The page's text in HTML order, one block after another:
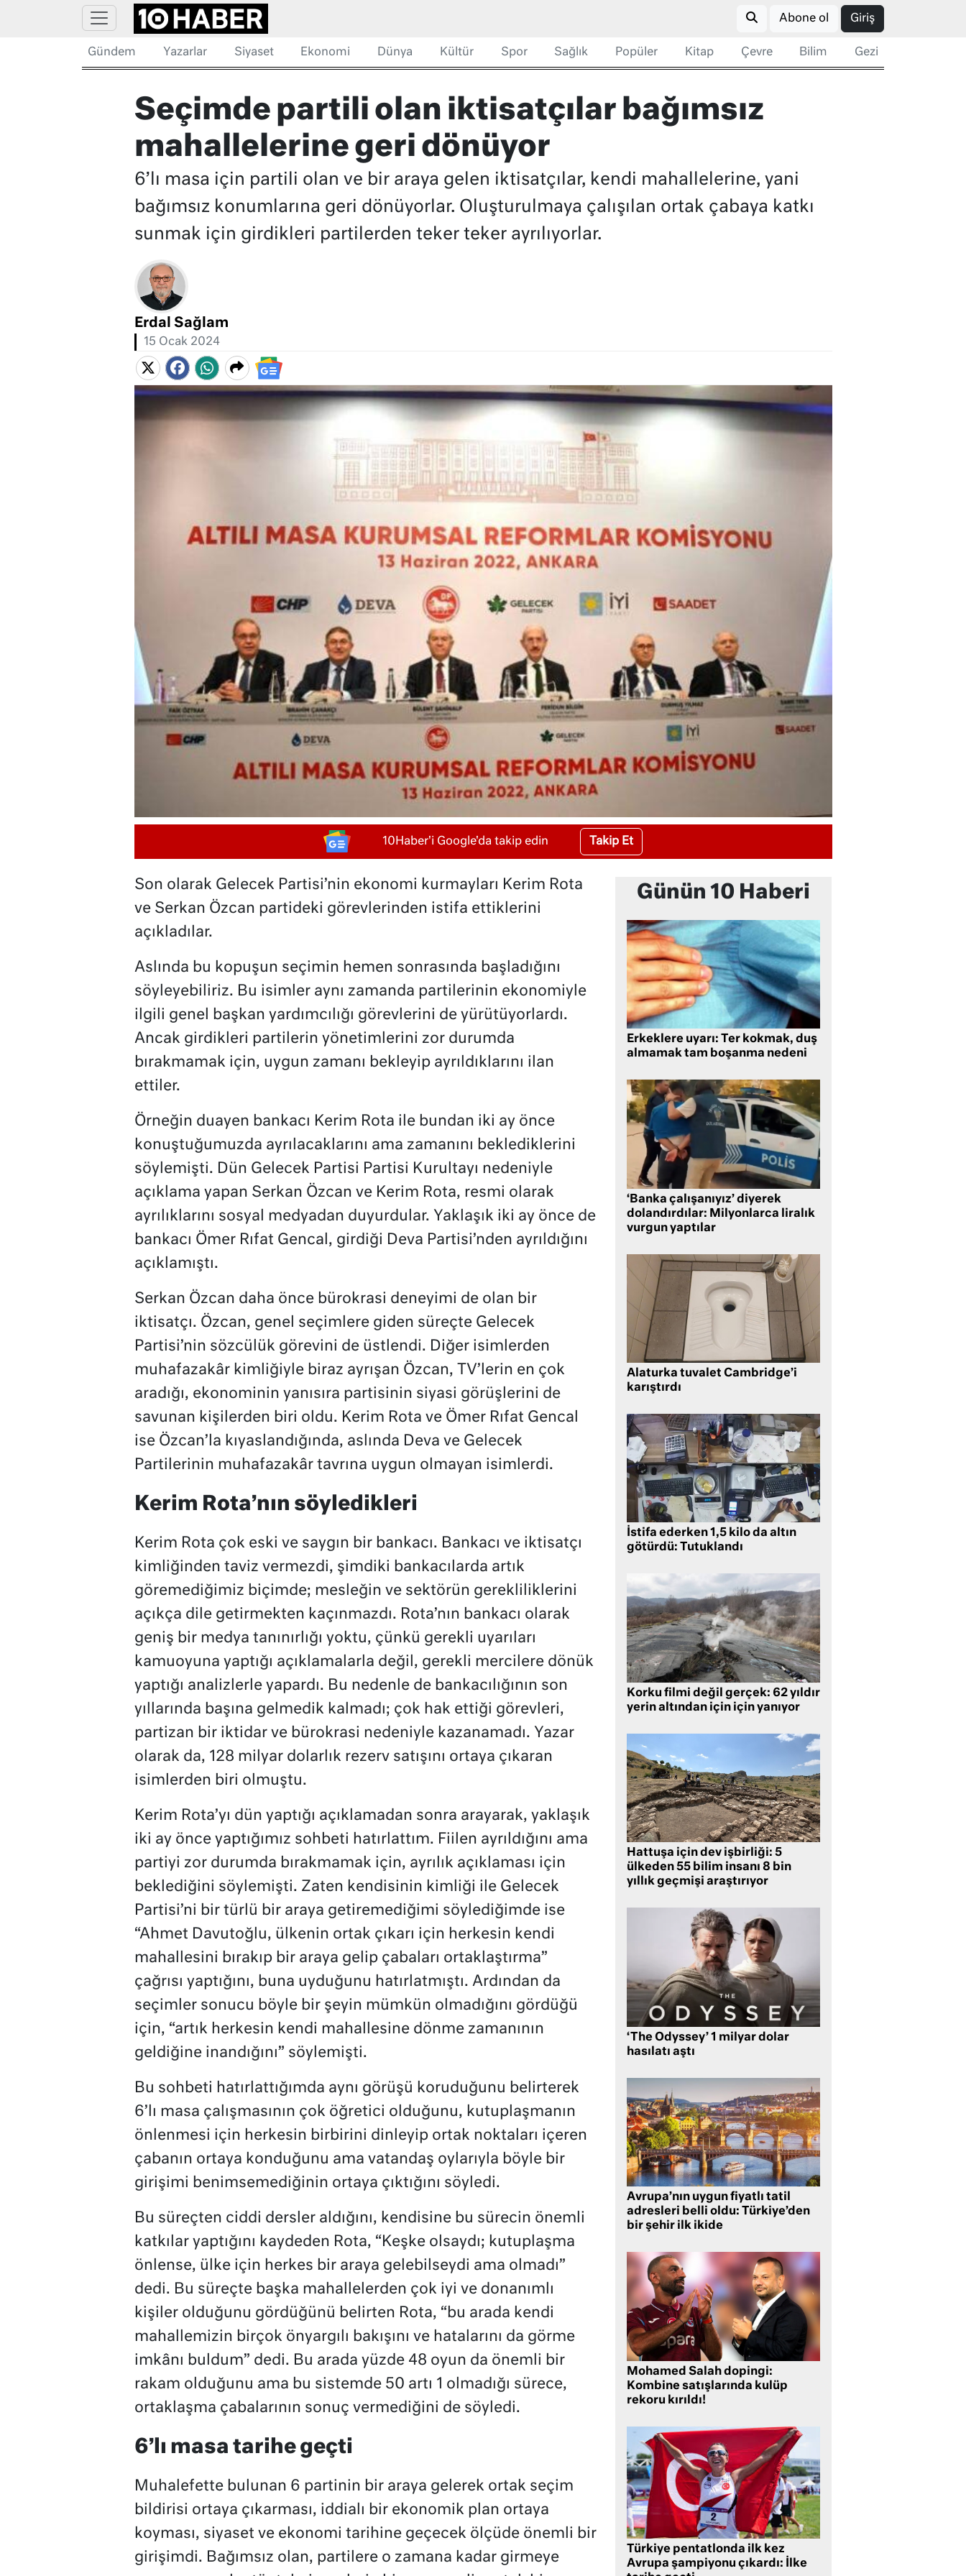
Abone ol Giriş
Gündem Yazarlar Siyaset Ekonomi Dünya Kültür Spor Sağlık Popüler Kitap Çevre Bilim Gezi
Seçimde partili olan iktisatçılar bağımsız
mahallelerine geri dönüyor
6’lı masa için partili olan ve bir araya gelen iktisatçılar, kendi mahallelerine, yani
bağımsız konumlarına geri dönüyorlar. Oluşturulmaya çalışılan ortak çabaya katkı
sunmak için girdikleri partilerden teker teker ayrılıyorlar.
Erdal Sağlam
15 Ocak 2024
10Haber'i Google'da takip edin Takip Et
Son olarak Gelecek Partisi’nin ekonomi kurmayları Kerim Rota
ve Serkan Özcan partideki görevlerinden istifa ettiklerini
açıkladılar.
Aslında bu kopuşun seçimin hemen sonrasında başladığını
söyleyebiliriz. Bu isimler aynı zamanda partilerinin ekonomiyle
ilgili genel başkan yardımcılığı görevlerini de yürütüyorlardı.
Ancak girdikleri partilerin yönetimlerini zor durumda
bırakmamak için, uygun zamanı bekleyip ayrıldıklarını ilan
ettiler.
Örneğin duayen bankacı Kerim Rota ile bundan iki ay önce
konuştuğumuzda ayrılacaklarını ama zamanını beklediklerini
söylemişti. Dün Gelecek Partisi Partisi Kurultayı nedeniyle
açıklama yapan Serkan Özcan ve Kerim Rota, resmi olarak
ayrılıklarını sosyal medyadan duyurdular. Yaklaşık iki ay önce de
bankacı Ömer Rıfat Gencal, girdiği Deva Partisi’nden ayrıldığını
açıklamıştı.
Serkan Özcan daha önce bürokrasi deneyimi de olan bir
iktisatçı. Özcan, genel seçimlere giden süreçte Gelecek
Partisi’nin sözcülük görevini de üstlendi. Diğer isimlerden
muhafazakâr kimliğiyle biraz ayrışan Özcan, TV’lerin en çok
aradığı, ekonominin yanısıra partisinin siyasi görüşlerini de
savunan kişilerden biri oldu. Kerim Rota ve Ömer Rıfat Gencal
ise Özcan’la kıyaslandığında, aslında Deva ve Gelecek
Partilerinin muhafazakâr tavrına uygun olmayan isimlerdi.
Kerim Rota’nın söyledikleri
Kerim Rota çok eski ve saygın bir bankacı. Bankacı ve iktisatçı
kimliğinden taviz vermezdi, şimdiki bankacılarda artık
göremediğimiz biçimde; mesleğin ve sektörün gerekliliklerini
açıkça dile getirmekten kaçınmazdı. Rota’nın bankacı olarak
geniş bir medya tanınırlığı yoktu, çünkü gerekli uyarıları
kamuoyuna yaptığı açıklamalarla değil, gerekli mercilere dönük
yaptığı analizlerle yapardı. Bu nedenle de bankacılığının son
yıllarında başına gelmedik kalmadı; çok hak ettiği görevleri,
partizan bir iktidar ve bürokrasi nedeniyle kazanamadı. Yazar
olarak da, 128 milyar dolarlık rezerv satışını ortaya çıkaran
isimlerden biri olmuştu.
Kerim Rota’yı dün yaptığı açıklamadan sonra arayarak, yaklaşık
iki ay önce yaptığımız sohbeti hatırlattım. Fiilen ayrıldığını ama
partiyi zor durumda bırakmamak için, ayrılık açıklaması için
beklediğini söylemişti. Zaten kendisinin kimliği ile Gelecek
Partisi’ni bir türlü bir araya getiremediğimi söylediğimde ise
“Ahmet Davutoğlu, ülkenin ortak çıkarı için herkesin kendi
mahallesini bırakıp bir araya gelip çabaları ortaklaştırma”
çağrısı yaptığını, buna uyduğunu hatırlatmıştı. Ardından da
seçimler sonucu böyle bir şeyin mümkün olmadığını gördüğü
için, “artık herkesin kendi mahallesine dönme zamanının
geldiğine inandığını” söylemişti.
Bu sohbeti hatırlattığımda aynı görüşü koruduğunu belirterek
6’lı masa çalışmasının çok öğretici olduğunu, kutuplaşmanın
önlenmesi için herkesin birbirini dinleyip ortak noktaları içeren
çabanın ortaya konduğunu ama vatandaş oylarıyla böyle bir
girişimi benimsemediğinin ortaya çıktığını söyledi.
Bu süreçten ciddi dersler aldığını, kendisine bu sürecin önemli
katkılar yaptığını kaydeden Rota, “Keşke olsaydı; kutuplaşma
önlense, ülke için herkes bir araya gelebilseydi ama olmadı”
dedi. Bu süreçte başka mahallelerden çok iyi ve donanımlı
kişiler olduğunu gördüğünü belirten Rota, “bu arada kendi
mahallemizin birçok önyargılı bakışını ve hatalarını da görme
imkânı buldum” dedi. Bu arada yüzde 48 oyun da önemli bir
rakam olduğunu ama bu sistemde 50 artı 1 olmadığı sürece,
ortaklaşma çabalarının sonuç vermediğini de söyledi.
6’lı masa tarihe geçti
Muhalefette bulunan 6 partinin bir araya gelerek ortak seçim
bildirisi ortaya çıkarması, iddialı bir ekonomik plan ortaya
koyması, siyaset ve ekonomi tarihine geçecek ölçüde önemli bir
girişimdi. Bağımsız olan, partilere o zamana kadar girmeye
Günün 10 Haberi
Erkeklere uyarı: Ter kokmak, duş
almamak tam boşanma nedeni
‘Banka çalışanıyız’ diyerek
dolandırdılar: Milyonlarca liralık
vurgun yaptılar
Alaturka tuvalet Cambridge’i
karıştırdı
İstifa ederken 1,5 kilo da altın
götürdü: Tutuklandı
Korku filmi değil gerçek: 62 yıldır
yerin altından için için yanıyor
Hattuşa için dev işbirliği: 5
ülkeden 55 bilim insanı 8 bin
yıllık geçmişi araştırıyor
‘The Odyssey’ 1 milyar dolar
hasılatı aştı
Avrupa’nın uygun fiyatlı tatil
adresleri belli oldu: Türkiye’den
bir şehir ilk ikide
Mohamed Salah dopingi:
Kombine satışlarında kulüp
rekoru kırıldı!
Türkiye pentatlonda ilk kez
Avrupa şampiyonu çıkardı: İlke